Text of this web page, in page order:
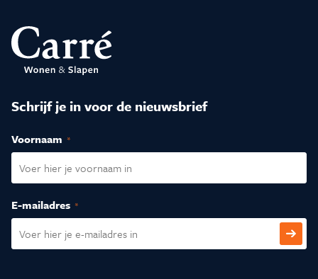
Schrijf je in voor de nieuwsbrief
Voornaam (Vereist)
E-mailadres (Vereist)